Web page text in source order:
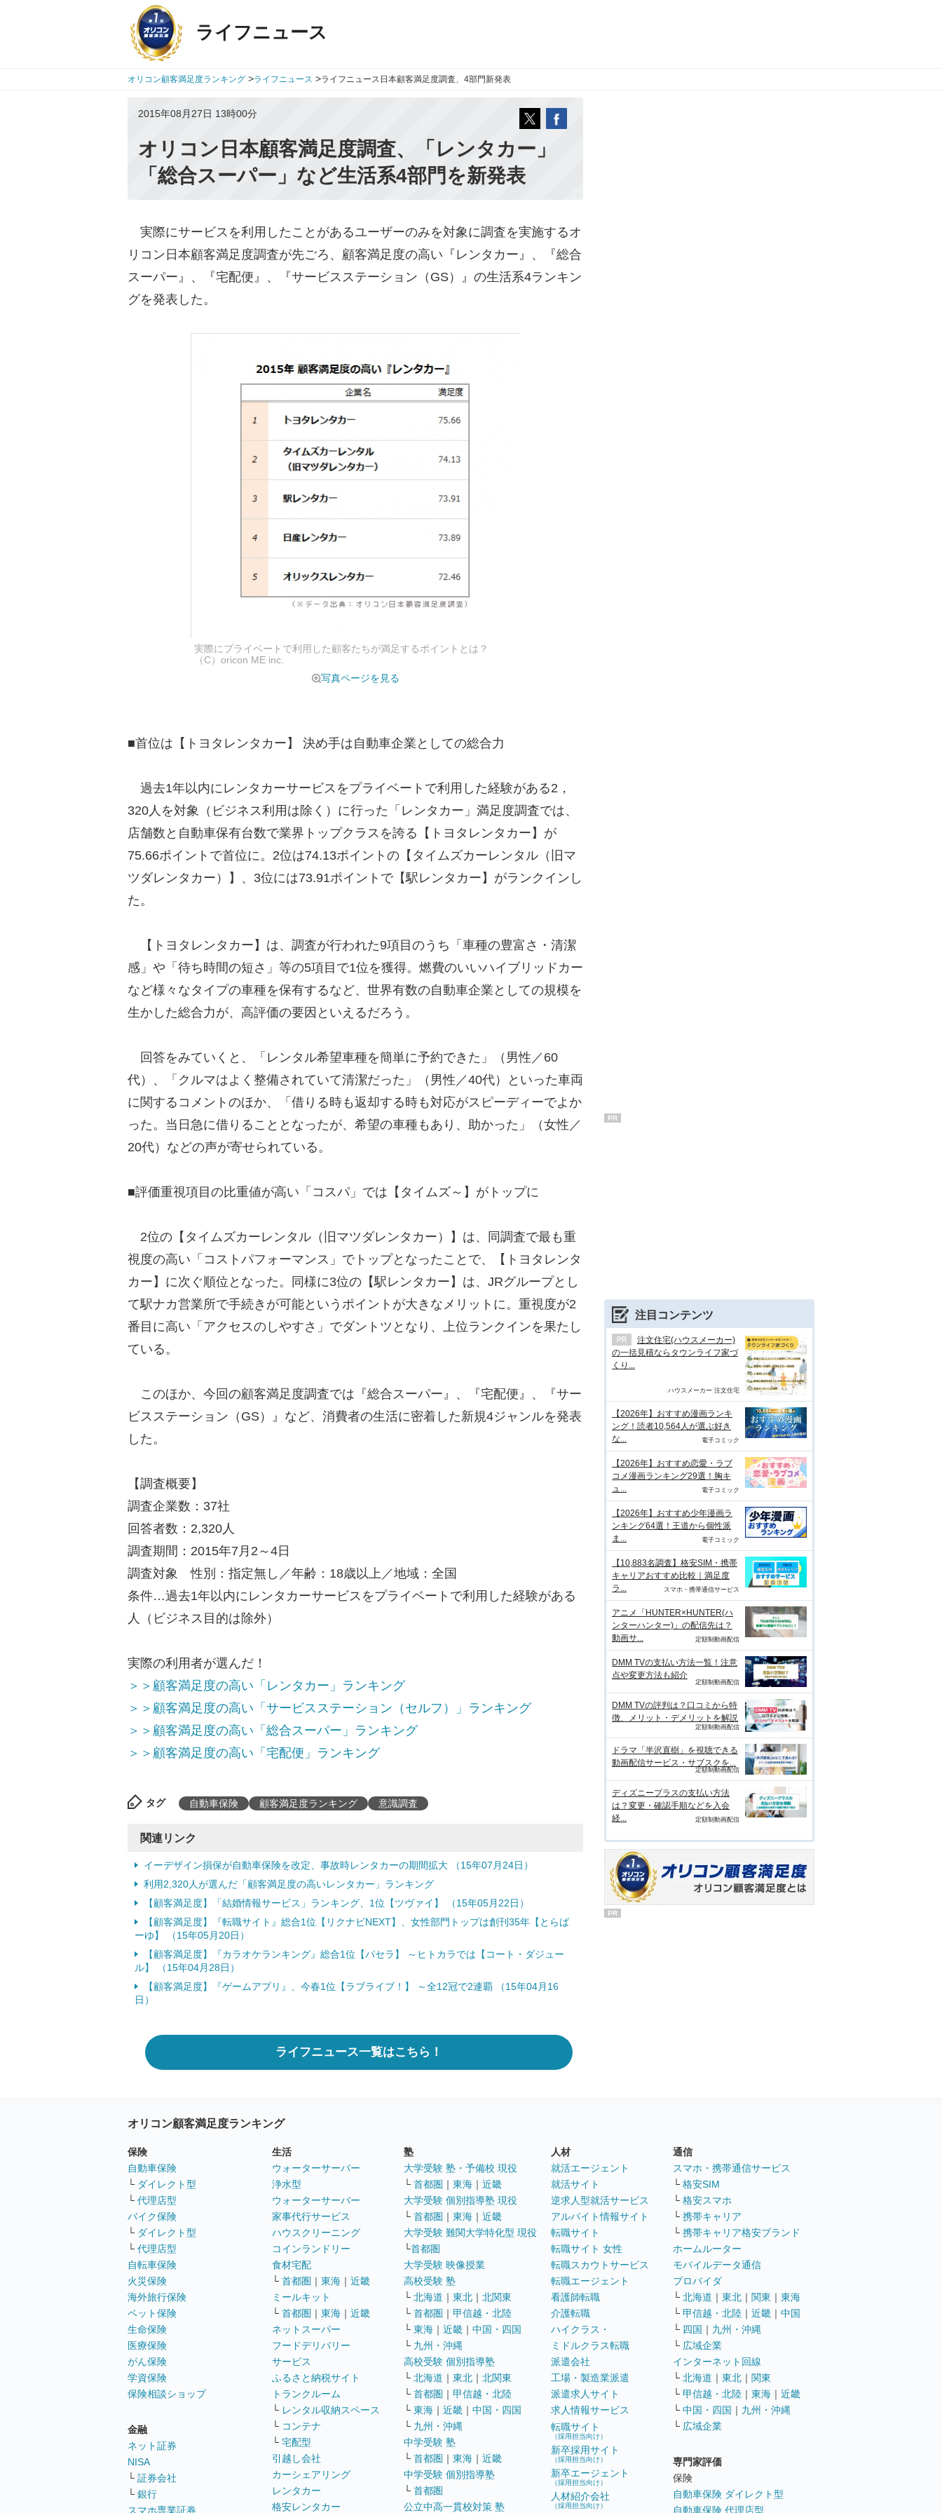
ライフニュース
オリコン顧客満足度ランキング >ライフニュース >ライフニュース 日本顧客満足度調査、4部門新発表
2015年08月27日 13時00分
オリコン日本顧客満足度調査、「レンタカー」
「総合スーパー」など生活系4部門を新発表
実際にサービスを利用したことがあるユーザーのみを対象に調査を実施するオ
リコン日本顧客満足度調査が先ごろ、顧客満足度の高い『レンタカー』、『総合
スーパー』、『宅配便』、『サービスステーション（GS）』の生活系4ランキン
グを発表した。
実際にプライベートで利用した顧客たちが満足するポイントとは？
（C）oricon ME inc.
写真ページを見る
■首位は【トヨタレンタカー】 決め手は自動車企業としての総合力
過去1年以内にレンタカーサービスをプライベートで利用した経験がある2，
320人を対象（ビジネス利用は除く）に行った「レンタカー」満足度調査では、
店舗数と自動車保有台数で業界トップクラスを誇る【トヨタレンタカー】が
75.66ポイントで首位に。2位は74.13ポイントの【タイムズカーレンタル（旧マ
ツダレンタカー）】、3位には73.91ポイントで【駅レンタカー】がランクインし
た。
【トヨタレンタカー】は、調査が行われた9項目のうち「車種の豊富さ・清潔
感」や「待ち時間の短さ」等の5項目で1位を獲得。燃費のいいハイブリッドカー
など様々なタイプの車種を保有するなど、世界有数の自動車企業としての規模を
生かした総合力が、高評価の要因といえるだろう。
回答をみていくと、「レンタル希望車種を簡単に予約できた」（男性／60
代）、「クルマはよく整備されていて清潔だった」（男性／40代）といった車両
に関するコメントのほか、「借りる時も返却する時も対応がスピーディーでよか
った。当日急に借りることとなったが、希望の車種もあり、助かった」（女性／
20代）などの声が寄せられている。
■評価重視項目の比重値が高い「コスパ」では【タイムズ～】がトップに
2位の【タイムズカーレンタル（旧マツダレンタカー）】は、同調査で最も重
視度の高い「コストパフォーマンス」でトップとなったことで、【トヨタレンタ
カー】に次ぐ順位となった。同様に3位の【駅レンタカー】は、JRグループとし
て駅ナカ営業所で手続きが可能というポイントが大きなメリットに。重視度が2
番目に高い「アクセスのしやすさ」でダントツとなり、上位ランクインを果たし
ている。
このほか、今回の顧客満足度調査では『総合スーパー』、『宅配便』、『サー
ビスステーション（GS）』など、消費者の生活に密着した新規4ジャンルを発表
した。
【調査概要】
調査企業数：37社
回答者数：2,320人
調査期間：2015年7月2～4日
調査対象 性別：指定無し／年齢：18歳以上／地域：全国
条件…過去1年以内にレンタカーサービスをプライベートで利用した経験がある
人（ビジネス目的は除外）
実際の利用者が選んだ！
＞＞顧客満足度の高い「レンタカー」ランキング
＞＞顧客満足度の高い「サービスステーション（セルフ）」ランキング
＞＞顧客満足度の高い「総合スーパー」ランキング
＞＞顧客満足度の高い「宅配便」ランキング
タグ 自動車保険 顧客満足度ランキング 意識調査
関連リンク
イーデザイン損保が自動車保険を改定、事故時レンタカーの期間拡大 （15年07月24日）
利用2,320人が選んだ「顧客満足度の高いレンタカー」ランキング
【顧客満足度】「結婚情報サービス」ランキング、1位【ツヴァイ】 （15年05月22日）
【顧客満足度】『転職サイト』総合1位【リクナビNEXT】、女性部門トップは創刊35年【とらば
ーゆ】 （15年05月20日）
【顧客満足度】『カラオケランキング』総合1位【パセラ】 ～ヒトカラでは【コート・ダジュー
ル】 （15年04月28日）
【顧客満足度】『ゲームアプリ』、今春1位【ラブライブ！】 ～全12冠で2連覇 （15年04月16
日）
ライフニュース一覧はこちら！
PR
注目コンテンツ
注文住宅(ハウスメーカー)
の一括見積ならタウンライフ家づ
くり...
ハウスメーカー 注文住宅
【2026年】おすすめ漫画ランキ
ング！読者10,564人が選ぶ好き
な...
電子コミック
【2026年】おすすめ恋愛・ラブ
コメ漫画ランキング29選！胸キ
ュ...
電子コミック
【2026年】おすすめ少年漫画ラ
ンキング64選！王道から個性派
ま...
電子コミック
【10,883名調査】格安SIM・携帯
キャリアおすすめ比較｜満足度
ラ...
スマホ・携帯通信サービス
アニメ「HUNTER×HUNTER(ハ
ンターハンター)」の配信先は？
動画サ...
定額制動画配信
DMM TVの支払い方法一覧！注意
点や変更方法も紹介
定額制動画配信
DMM TVの評判は？口コミから特
徴、メリット・デメリットを解説
定額制動画配信
ドラマ「半沢直樹」を視聴できる
動画配信サービス・サブスクを...
定額制動画配信
ディズニープラスの支払い方法
は？変更・確認手順などを入会
経...
定額制動画配信
PR
オリコン顧客満足度ランキング
保険
自動車保険
└ ダイレクト型
└ 代理店型
バイク保険
└ ダイレクト型
└ 代理店型
自転車保険
火災保険
海外旅行保険
ペット保険
生命保険
医療保険
がん保険
学資保険
保険相談ショップ
金融
ネット証券
NISA
└ 証券会社
└ 銀行
スマホ専業証券
生活
ウォーターサーバー
浄水型
ウォーターサーバー
家事代行サービス
ハウスクリーニング
コインランドリー
食材宅配
└ 首都圏 ｜ 東海 ｜ 近畿
ミールキット
└ 首都圏 ｜ 東海 ｜ 近畿
ネットスーパー
フードデリバリー
サービス
ふるさと納税サイト
トランクルーム
└ レンタル収納スペース
└ コンテナ
└ 宅配型
引越し会社
カーシェアリング
レンタカー
格安レンタカー
塾
大学受験 塾・予備校 現役
└ 首都圏 ｜ 東海 ｜ 近畿
大学受験 個別指導塾 現役
└ 首都圏 ｜ 東海 ｜ 近畿
大学受験 難関大学特化型 現役
└首都圏
大学受験 映像授業
高校受験 塾
└ 北海道 ｜ 東北 ｜ 北関東
└ 首都圏 ｜ 甲信越・北陸
└ 東海 ｜ 近畿 ｜ 中国・四国
└ 九州・沖縄
高校受験 個別指導塾
└ 北海道 ｜ 東北 ｜ 北関東
└ 首都圏 ｜ 甲信越・北陸
└ 東海 ｜ 近畿 ｜ 中国・四国
└ 九州・沖縄
中学受験 塾
└ 首都圏 ｜ 東海 ｜ 近畿
中学受験 個別指導塾
└ 首都圏
公立中高一貫校対策 塾
人材
就活エージェント
就活サイト
逆求人型就活サービス
アルバイト情報サイト
転職サイト
転職サイト 女性
転職スカウトサービス
転職エージェント
看護師転職
介護転職
ハイクラス・
ミドルクラス転職
派遣会社
工場・製造業派遣
派遣求人サイト
求人情報サービス
転職サイト
（採用担当向け）
新卒採用サイト
（採用担当向け）
新卒エージェント
（採用担当向け）
人材紹介会社
（採用担当向け）
通信
スマホ・携帯通信サービス
└ 格安SIM
└ 格安スマホ
└ 携帯キャリア
└ 携帯キャリア格安ブランド
ホームルーター
モバイルデータ通信
プロバイダ
└ 北海道 ｜ 東北 ｜ 関東 ｜ 東海
└ 甲信越・北陸 ｜ 近畿 ｜ 中国
└ 四国 ｜ 九州・沖縄
└ 広域企業
インターネット回線
└ 北海道 ｜ 東北 ｜ 関東
└ 甲信越・北陸 ｜ 東海 ｜ 近畿
└ 中国・四国 ｜ 九州・沖縄
└ 広域企業
専門家評価
保険
自動車保険 ダイレクト型
自動車保険 代理店型